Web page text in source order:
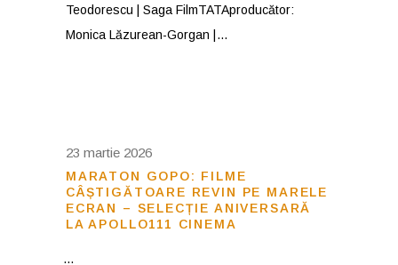
Teodorescu | Saga FilmTATAproducător:
Monica Lăzurean-Gorgan |
23 martie 2026
MARATON GOPO: FILME
CÂȘTIGĂTOARE REVIN PE MARELE
ECRAN – SELECȚIE ANIVERSARĂ
LA APOLLO111 CINEMA